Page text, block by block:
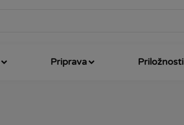
Priprava Priložnosti